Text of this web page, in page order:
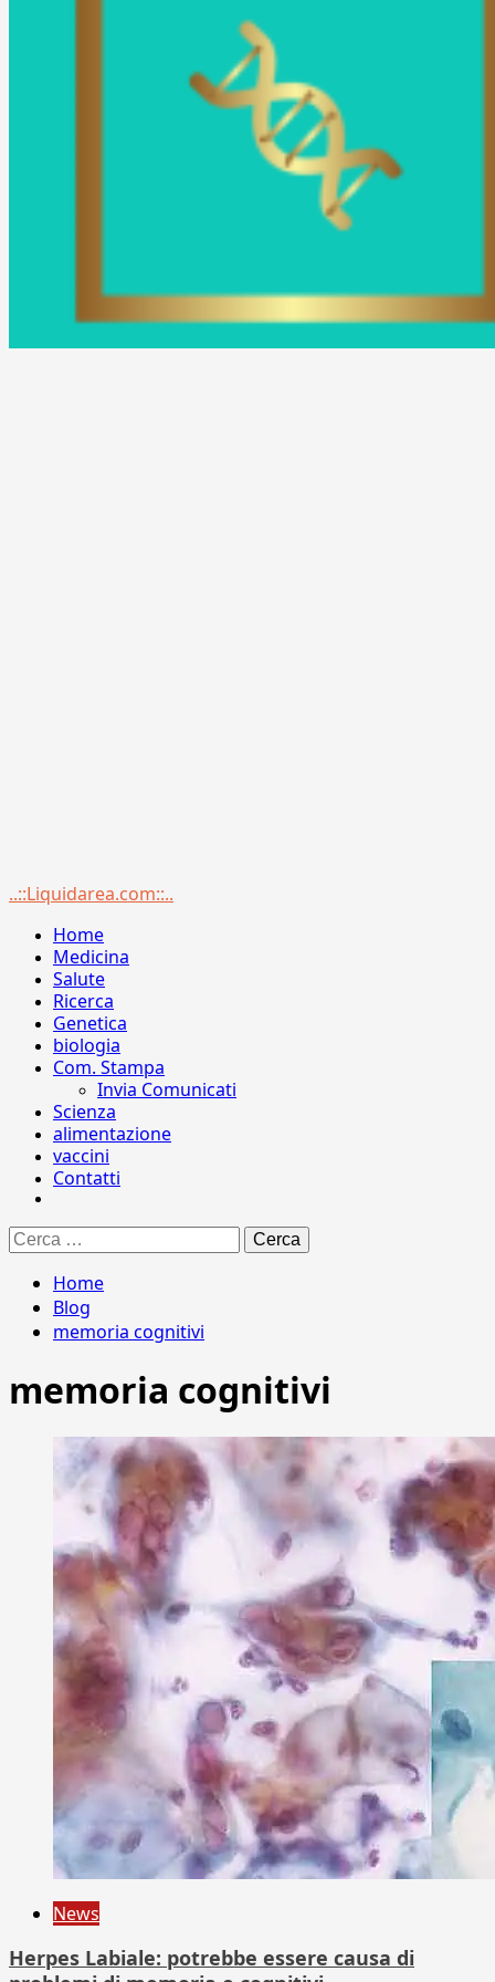
Menu
..::Liquidarea.com::..
Home
Medicina
Salute
Ricerca
Genetica
biologia
Com. Stampa
Invia Comunicati
Scienza
alimentazione
vaccini
Contatti
Ricerca
per:
Home
Blog
memoria cognitivi
memoria cognitivi
News
Herpes Labiale: potrebbe essere causa di